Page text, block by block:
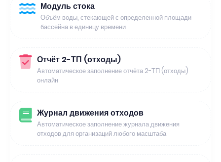
Модуль стока
Объём воды, стекающей с определенной площади
бассейна в единицу времени
Отчёт 2-ТП (отходы)
Автоматическое заполнение отчёта 2-ТП (отходы)
онлайн
Журнал движения отходов
Автоматическое заполнение журнала движения
отходов для организаций любого масштаба